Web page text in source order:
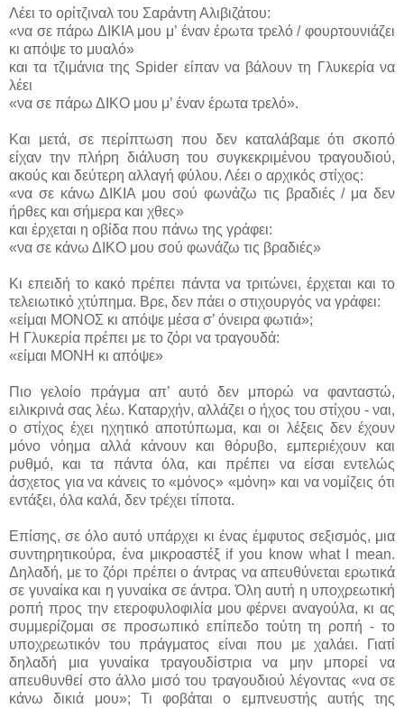
Λέει το ορίτζιναλ του Σαράντη Αλιβιζάτου:
«να σε πάρω ΔΙΚΙΑ μου μ’ έναν έρωτα τρελό / φουρτουνιάζει
κι απόψε το μυαλό»
και τα τζιμάνια της Spider είπαν να βάλουν τη Γλυκερία να
λέει
«να σε πάρω ΔΙΚΟ μου μ’ έναν έρωτα τρελό».
Και μετά, σε περίπτωση που δεν καταλάβαμε ότι σκοπό
είχαν την πλήρη διάλυση του συγκεκριμένου τραγουδιού,
ακούς και δεύτερη αλλαγή φύλου. Λέει ο αρχικός στίχος:
«να σε κάνω ΔΙΚΙΑ μου σού φωνάζω τις βραδιές / μα δεν
ήρθες και σήμερα και χθες»
και έρχεται η οβίδα που πάνω της γράφει:
«να σε κάνω ΔΙΚΟ μου σού φωνάζω τις βραδιές»
Κι επειδή το κακό πρέπει πάντα να τριτώνει, έρχεται και το
τελειωτικό χτύπημα. Βρε, δεν πάει ο στιχουργός να γράφει:
«είμαι ΜΟΝΟΣ κι απόψε μέσα σ’ όνειρα φωτιά»;
Η Γλυκερία πρέπει με το ζόρι να τραγουδά:
«είμαι ΜΟΝΗ κι απόψε»
Πιο γελοίο πράγμα απ’ αυτό δεν μπορώ να φανταστώ,
ειλικρινά σας λέω. Καταρχήν, αλλάζει o ήχος του στίχου - ναι,
ο στίχος έχει ηχητικό αποτύπωμα, και οι λέξεις δεν έχουν
μόνο νόημα αλλά κάνουν και θόρυβο, εμπεριέχουν και
ρυθμό, και τα πάντα όλα, και πρέπει να είσαι εντελώς
άσχετος για να κάνεις το «μόνος» «μόνη» και να νομίζεις ότι
εντάξει, όλα καλά, δεν τρέχει τίποτα.
Επίσης, σε όλο αυτό υπάρχει κι ένας έμφυτος σεξισμός, μια
συντηρητικούρα, ένα μικροαστέξ if you know what I mean.
Δηλαδή, με το ζόρι πρέπει ο άντρας να απευθύνεται ερωτικά
σε γυναίκα και η γυναίκα σε άντρα. Όλη αυτή η υποχρεωτική
ροπή προς την ετεροφυλοφιλία μου φέρνει αναγούλα, κι ας
συμμερίζομαι σε προσωπικό επίπεδο τούτη τη ροπή - το
υποχρεωτικόν του πράγματος είναι που με χαλάει. Γιατί
δηλαδή μια γυναίκα τραγουδίστρια να μην μπορεί να
απευθυνθεί στο άλλο μισό του τραγουδιού λέγοντας «να σε
κάνω δικιά μου»; Τι φοβάται ο εμπνευστής αυτής της